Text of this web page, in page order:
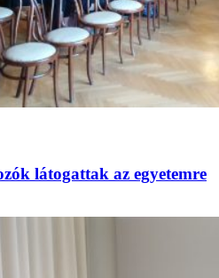
látogattak az egyetemre